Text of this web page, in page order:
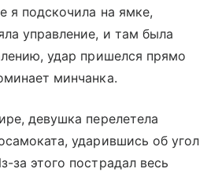
я подскочила на ямке,
управление, и там была
удар пришелся прямо
минчанка.
девушка перелетела
ударившись об угол
за этого пострадал весь